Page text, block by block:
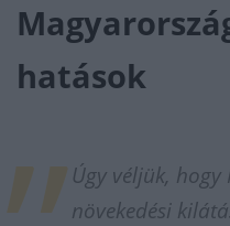
hatások
Úgy véljük,
növekedési